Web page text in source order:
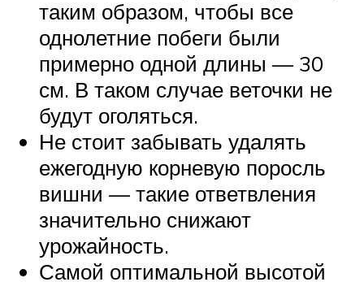
таким образом, чтобы все
однолетние побеги были
примерно одной длины — 30
см. В таком случае веточки не
будут оголяться.
Не стоит забывать удалять
ежегодную корневую поросль
вишни — такие ответвления
значительно снижают
урожайность.
Самой оптимальной высотой